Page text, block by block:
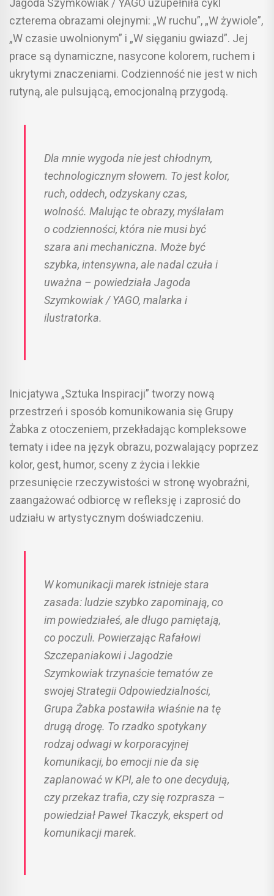
Jagoda Szymkowiak / YAGO uzupełniła cykl
czterema obrazami olejnymi: „W ruchu”, „W żywiole”,
„W czasie uwolnionym” i „W sięganiu gwiazd”. Jej
prace są dynamiczne, nasycone kolorem, ruchem i
ukrytymi znaczeniami. Codzienność nie jest w nich
rutyną, ale pulsującą, emocjonalną przygodą.
Dla mnie wygoda nie jest chłodnym,
technologicznym słowem. To jest kolor,
ruch, oddech, odzyskany czas,
wolność. Malując te obrazy, myślałam
o codzienności, która nie musi być
szara ani mechaniczna. Może być
szybka, intensywna, ale nadal czuła i
uważna – powiedziała Jagoda
Szymkowiak / YAGO, malarka i
ilustratorka.
Inicjatywa „Sztuka Inspiracji” tworzy nową
przestrzeń i sposób komunikowania się Grupy
Żabka z otoczeniem, przekładając kompleksowe
tematy i idee na język obrazu, pozwalający poprzez
kolor, gest, humor, sceny z życia i lekkie
przesunięcie rzeczywistości w stronę wyobraźni,
zaangażować odbiorcę w refleksję i zaprosić do
udziału w artystycznym doświadczeniu.
W komunikacji marek istnieje stara
zasada: ludzie szybko zapominają, co
im powiedziałeś, ale długo pamiętają,
co poczuli. Powierzając Rafałowi
Szczepaniakowi i Jagodzie
Szymkowiak trzynaście tematów ze
swojej Strategii Odpowiedzialności,
Grupa Żabka postawiła właśnie na tę
drugą drogę. To rzadko spotykany
rodzaj odwagi w korporacyjnej
komunikacji, bo emocji nie da się
zaplanować w KPI, ale to one decydują,
czy przekaz trafia, czy się rozprasza –
powiedział Paweł Tkaczyk, ekspert od
komunikacji marek.